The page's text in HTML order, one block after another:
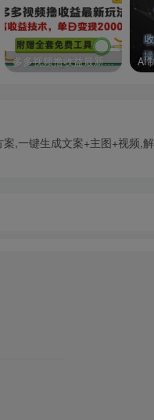
多多视频撸收益最新玩法，高收益技术，单日变现2000+，附赠全套技术资料
,一键生成文案+主图+视频,